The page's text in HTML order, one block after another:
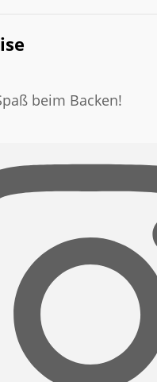
beim Backen!